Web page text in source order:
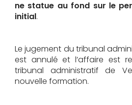
ne statue au fond sur le
initial.
Le jugement du tribunal
est annulé et l’affaire est
tribunal administratif de
nouvelle formation.